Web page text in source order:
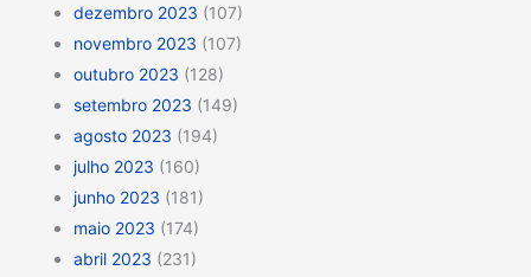
dezembro 2023 (107)
novembro 2023 (107)
outubro 2023 (128)
setembro 2023 (149)
agosto 2023 (194)
julho 2023 (160)
junho 2023 (181)
maio 2023 (174)
abril 2023 (231)